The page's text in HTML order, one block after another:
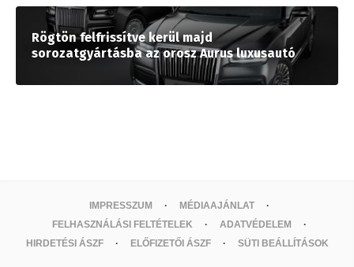
Rögtön felfrissítve kerül majd
sorozatgyártásba az orosz Aurus luxusautó
IMPRESSZUM
MÉDIAAJÁNLAT
FELHASZNÁLÁSI FELTÉTELEK
ADATVÉDELEM
HIRDETÉSI ÁSZF
ELŐFIZETŐI ÁSZF SÜTI BEÁLLÍTÁSOK